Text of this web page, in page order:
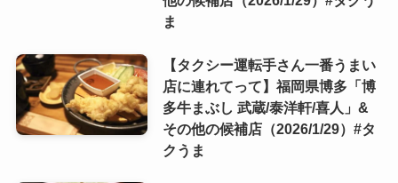
ま
【タクシー運転手さん一番うまい
店に連れてって】福岡県博多「博
多牛まぶし 武蔵/泰洋軒/喜人」&
その他の候補店（2026/1/29）#タ
クうま